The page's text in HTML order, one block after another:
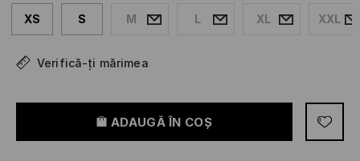
XS S M L XL XXL
Verifică-ți mărimea
ADAUGĂ ÎN COŞ